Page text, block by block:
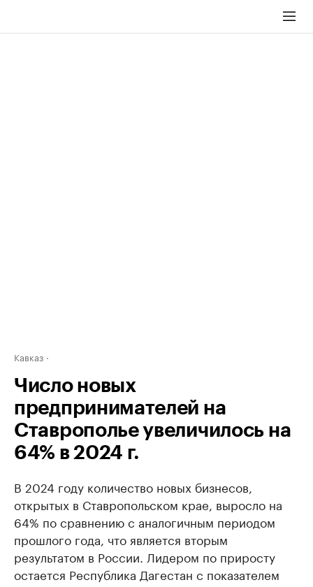
Кавказ
Число новых
предпринимателей на
Ставрополье увеличилось на
64% в 2024 г.
В 2024 году количество новых бизнесов,
открытых в Ставропольском крае, выросло на
64% по сравнению с аналогичным периодом
прошлого года, что является вторым
результатом в России. Лидером по приросту
остается Республика Дагестан с показателем